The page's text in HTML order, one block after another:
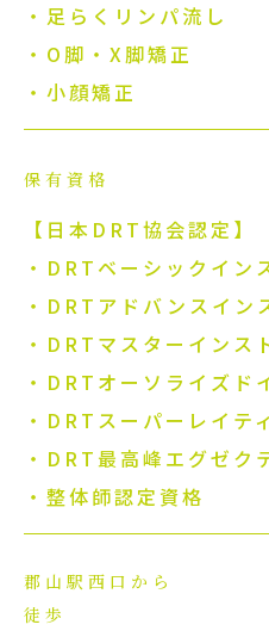
・足らくリンパ流し
・O脚・X脚矯正
・小顔矯正
保有資格
【日本DRT協会認定】
・DRTベーシックイン
・DRTアドバンスイン
・DRTマスターインス
・DRTオーソライズド
・DRTスーパーレイテ
・DRT最高峰エグゼク
・整体師認定資格
郡山駅西口から
徒歩